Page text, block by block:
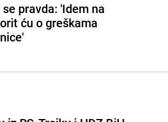
pravda: 'Idem na
ću o greškama